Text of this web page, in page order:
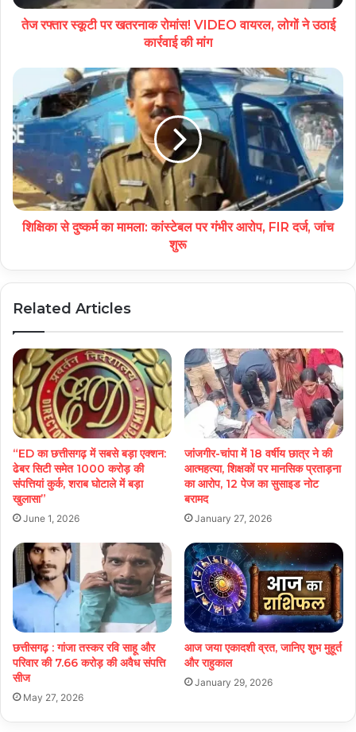
तेज रफ्तार स्कूटी पर खतरनाक रोमांस! VIDEO वायरल, लोगों ने उठाई
कार्रवाई की मांग
शिक्षिका से दुष्कर्म का मामला: कांस्टेबल पर गंभीर आरोप, FIR दर्ज, जांच
शुरू
Related Articles
“ED का छत्तीसगढ़ में सबसे बड़ा एक्शन:
ढेबर सिटी समेत 1000 करोड़ की
संपत्तियां कुर्क, शराब घोटाले में बड़ा
खुलासा”
June 1, 2026
जांजगीर-चांपा में 18 वर्षीय छात्र ने की
आत्महत्या, शिक्षकों पर मानसिक प्रताड़ना
का आरोप, 12 पेज का सुसाइड नोट
बरामद
January 27, 2026
छत्तीसगढ़ : गांजा तस्कर रवि साहू और
परिवार की 7.66 करोड़ की अवैध संपत्ति
सीज
May 27, 2026
आज जया एकादशी व्रत, जानिए शुभ मुहूर्त
और राहुकाल
January 29, 2026